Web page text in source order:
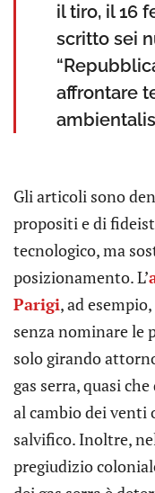
il tiro, il 16
scritto sei
affrontare
Gli articoli sono
propositi e di
tecnologico, ma
posizionamento. L’
Parigi, ad
senza nominare le
solo girando
gas serra, quasi
al cambio dei venti
salvifico. Inoltre,
pregiudizio